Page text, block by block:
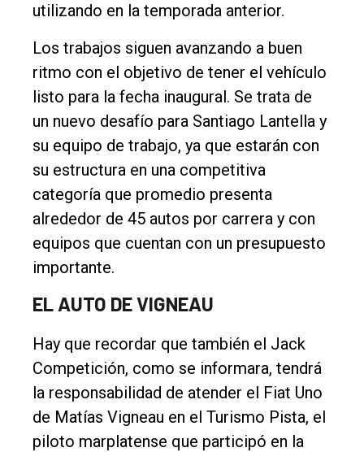
utilizando en la temporada anterior.
Los trabajos siguen avanzando a buen
ritmo con el objetivo de tener el vehículo
listo para la fecha inaugural. Se trata de
un nuevo desafío para Santiago Lantella y
su equipo de trabajo, ya que estarán con
su estructura en una competitiva
categoría que promedio presenta
alrededor de 45 autos por carrera y con
equipos que cuentan con un presupuesto
importante.
EL AUTO DE VIGNEAU
Hay que recordar que también el Jack
Competición, como se informara, tendrá
la responsabilidad de atender el Fiat Uno
de Matías Vigneau en el Turismo Pista, el
piloto marplatense que participó en la